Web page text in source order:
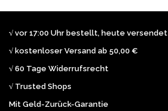
√ vor 17:00 Uhr bestellt, heute versendet
√ kostenloser Versand ab 50,00 €
√ 60 Tage Widerrufsrecht
√ Trusted Shops
Mit Geld-Zurück-Garantie